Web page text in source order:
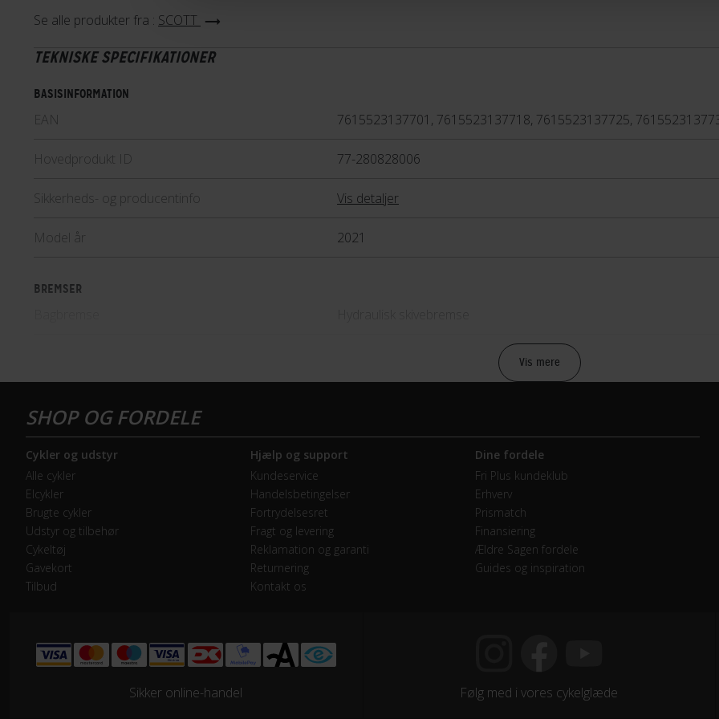
Se alle produkter fra : SCOTT
TEKNISKE SPECIFIKATIONER
BASISINFORMATION
EAN 7615523137701, 7615523137718, 7615523137725,
Hovedprodukt ID 77-280828006
Sikkerheds- og producentinfo Vis detaljer
Model år 2021
BREMSER
Hydraulisk skivebremse Tektro HD-M275
Drivlinje
Forskifter Shimano FD-M370 / 34.9mm
Frontklinger 3x - Triple
Geargruppe
Kassette
Shimano Shimano FC-T4010 / 48x36x26 / w/CG
Vis mere
Cykler og udstyr
Alle cykler
Elcykler
Brugte cykler
Udstyr og tilbehør
Cykeltøj
Gavekort
Tilbud
Hjælp og support
Kundeservice
Handelsbetingelser
Fortrydelsesret
Fragt og levering
Reklamation og garanti
Returnering
Kontakt os
Dine fordele
Fri Plus kundeklub
Erhverv
Prismatch
Finansiering
Ældre Sagen fordele
Guides og inspiration
Sikker online-handel Følg med i vores cykelglæde